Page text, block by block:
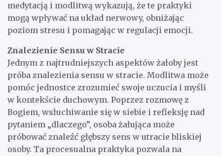
medytacją i modlitwą wykazują, że te praktyki
mogą wpływać na układ nerwowy, obniżając
poziom stresu i pomagając w regulacji emocji.
Znalezienie Sensu w Stracie
Jednym z najtrudniejszych aspektów żałoby jest
próba znalezienia sensu w stracie. Modlitwa może
pomóc jednostce zrozumieć swoje uczucia i myśli
w kontekście duchowym. Poprzez rozmowę z
Bogiem, wsłuchiwanie się w siebie i refleksję nad
pytaniem „dlaczego”, osoba żałująca może
próbować znaleźć głębszy sens w utracie bliskiej
osoby. Ta procesualna praktyka pozwala na